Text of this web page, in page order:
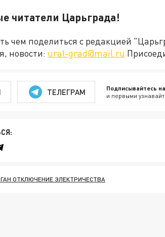
читатели Царьграда!
чем поделиться с редакцией
новости: ural-grad@mail.ru
ТЕЛЕГРАМ Подписывайтесь
и первыми
ОТКЛЮЧЕНИЕ ЭЛЕКТРИЧЕСТВА